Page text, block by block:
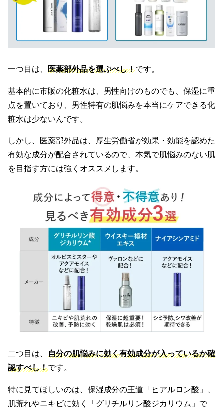
一つ目は、 医薬部外品を選ぶべし！です。
基本的に市販の化粧水は、男性向けのものでも、保湿に重
点を置いており、男性特有の肌悩みを本当にケアできる化
粧水は少ないんです。
しかし、医薬部外品は、厚生労働省が効果・効能を認めた
有効な成分が配合されているので、本気で肌悩みのない肌
を目指す方には強くオススメします。
二つ目は、 自分の肌悩みに効く有効成分が入っているか確
認すべし！です。
特に見てほしいのは、保湿成分の王道「ヒアルロン酸」、
肌荒れやニキビに効く「グリチルリン酸ジカリウム」で